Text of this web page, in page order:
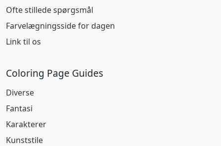
Ofte stillede spørgsmål
Farvelægningsside for dagen
Link til os
Coloring Page Guides
Diverse
Fantasi
Karakterer
Kunststile